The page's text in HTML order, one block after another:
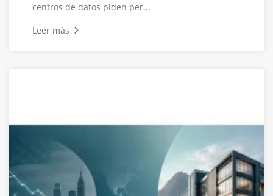
centros de datos piden per...
Leer más